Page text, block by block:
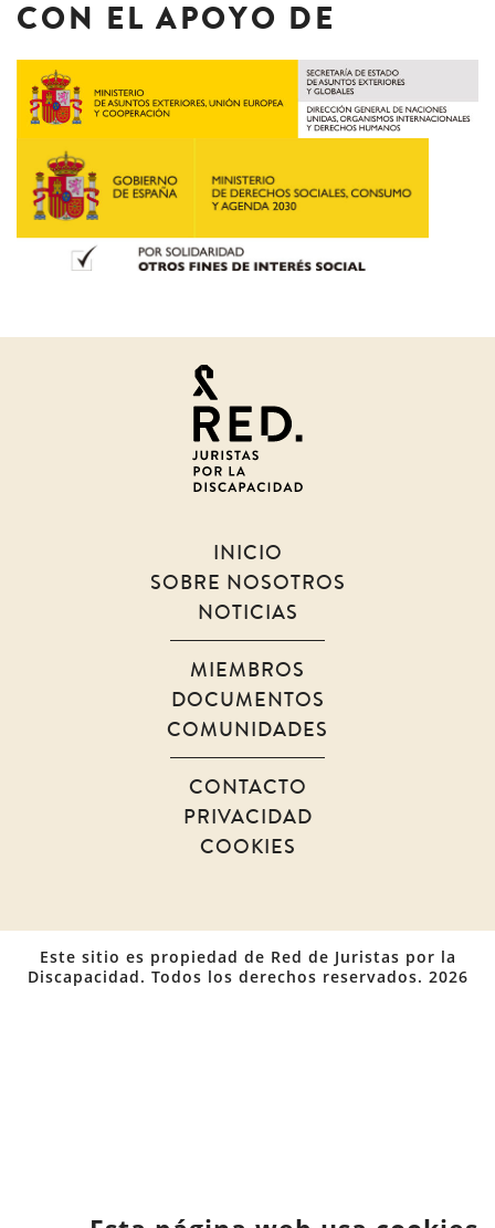
CON EL APOYO DE
discapacidad
INICIO
SOBRE NOSOTROS
NOTICIAS
MIEMBROS
DOCUMENTOS
COMUNIDADES
CONTACTO
PRIVACIDAD
COOKIES
Este sitio es propiedad de Red de Juristas por la
Discapacidad. Todos los derechos reservados. 2026